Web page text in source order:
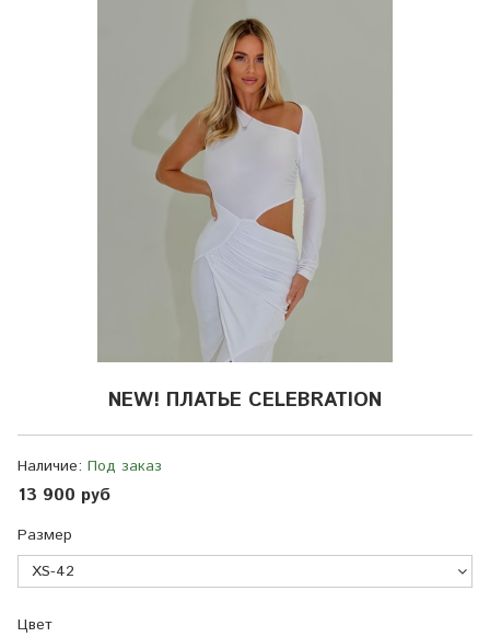
NEW! ПЛАТЬЕ CELEBRATION
Наличие: Под заказ
13 900 руб
Размер
Цвет